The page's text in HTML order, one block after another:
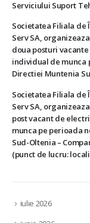
Serviciului Suport
Societatea Filiala de
Serv SA,
doua posturi
individual de munca
Directiei Muntenia
Societatea Filiala de
Serv SA,
post vacant de
munca pe perioada
Sud-Oltenia –
(punct de lucru:
iulie 2026